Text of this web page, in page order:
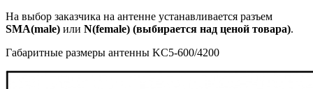
На выбор заказчика на антенне устанавливается разъем
SMA(male) или N(female) (выбирается над ценой товара).
Габаритные размеры антенны KC5-600/4200